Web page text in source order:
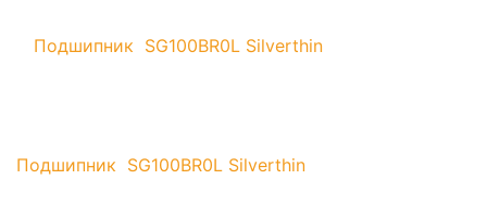
Подшипник SG100BR0L Silverthin